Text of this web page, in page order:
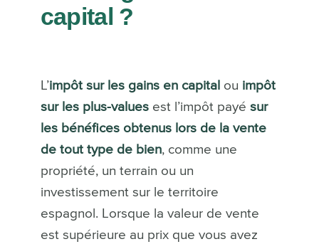
capital ?
L’impôt sur les gains en capital ou impôt
sur les plus-valuesest l’impôt payé sur
les bénéfices obtenus lors de la vente
de tout type de bien, comme une
propriété, un terrain ou un
investissement sur le territoire
espagnol. Lorsque la valeur de vente
est supérieure au prix que vous avez